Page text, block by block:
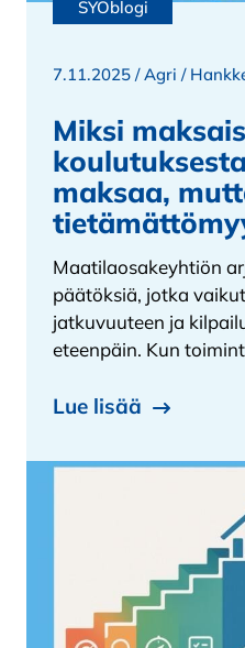
SYOblogi
7.11.2025 /Agri /
Miksi
maksaa,
Maatilaosakeyhtiön
päätöksiä, jotka
jatkuvuuteen ja
eteenpäin. Kun
Lue lisää